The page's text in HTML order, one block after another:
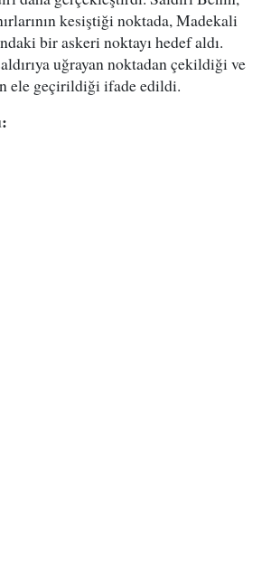
kesiştiği noktada, Madekali
bir askeri noktayı hedef aldı.
uğrayan noktadan çekildiği ve
ele geçirildiği ifade edildi.